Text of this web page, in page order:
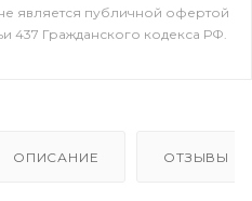
является публичной офертой
437 Гражданского кодекса РФ.
ОПИСАНИЕ ОТЗЫВЫ